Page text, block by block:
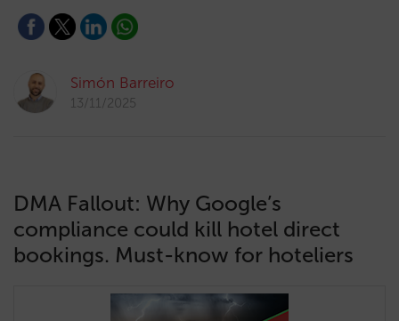
Simón Barreiro
13/11/2025
DMA Fallout: Why Google’s
compliance could kill hotel direct
bookings. Must-know for hoteliers